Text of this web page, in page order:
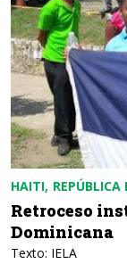
HAITI
Retroceso
Dominicana
Texto: IELA